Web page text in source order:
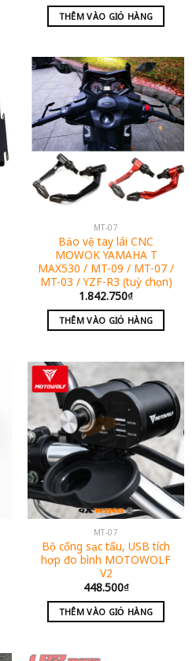
THÊM VÀO GIỎ HÀNG
MT-07
Bảo vệ tay lái CNC
MOWOK YAMAHA T
MAX530 / MT-09 / MT-07 /
MT-03 / YZF-R3 (tuỳ chọn)
1.842.750₫
THÊM VÀO GIỎ HÀNG
MT-07
Bộ cổng sạc tẩu, USB tích
hợp đo bình MOTOWOLF
V2
448.500₫
THÊM VÀO GIỎ HÀNG